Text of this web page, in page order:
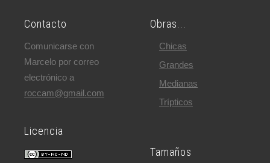
Contacto
Comunicarse con
Marcelo por correo
electrónico a
roccam@gmail.com
Licencia
Obras...
Chicas
Grandes
Medianas
Trípticos
Tamaños